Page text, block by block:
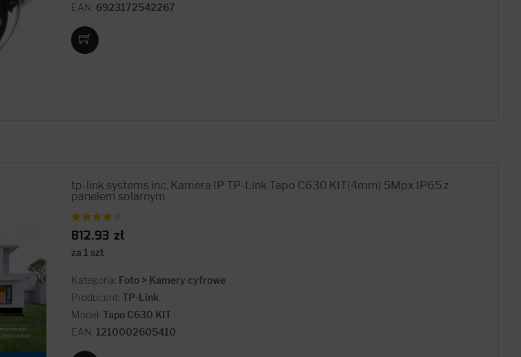
EAN: 6923172542267
tp-link systems inc. Kamera IP TP-Link Tapo C630 KIT(4mm) 5Mpx IP65 z
panelem solarnym
812.93 zł
za 1 szt
Kategoria: Foto > Kamery cyfrowe
Producent: TP-Link
Model: Tapo C630 KIT
EAN: 1210002605410